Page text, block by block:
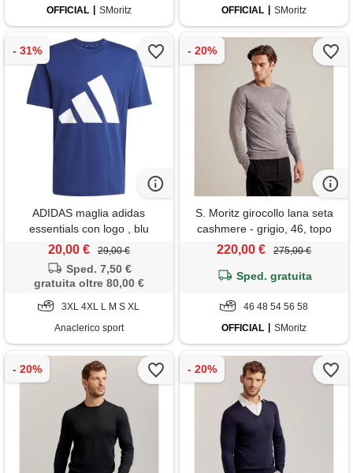
OFFICIAL SMoritz OFFICIAL SMoritz
ADIDAS maglia adidas
essentials con logo , blu
20,00 € 29,00 €
Sped. 7,50 €
gratuita oltre 80,00 €
3XL 4XL L M S XL
Anaclerico sport
S. Moritz girocollo lana seta
cashmere - grigio, 46, topo
220,00 € 275,00 €
Sped. gratuita
46 48 54 56 58
OFFICIAL
SMoritz